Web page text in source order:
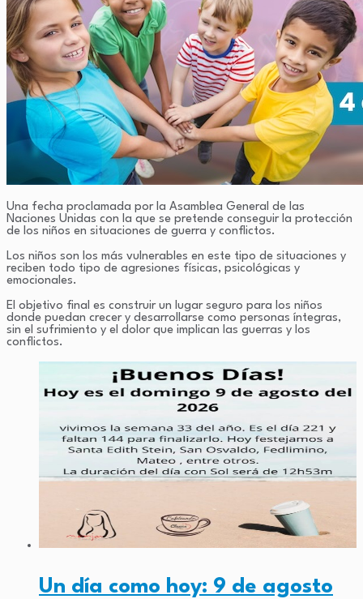
Una fecha proclamada por la Asamblea General de las
Naciones Unidas con la que se pretende conseguir la protección
de los niños en situaciones de guerra y conflictos.
Los niños son los más vulnerables en este tipo de situaciones y
reciben todo tipo de agresiones físicas, psicológicas y
emocionales.
El objetivo final es construir un lugar seguro para los niños
donde puedan crecer y desarrollarse como personas íntegras,
sin el sufrimiento y el dolor que implican las guerras y los
conflictos.
Un día como hoy: 9 de agosto